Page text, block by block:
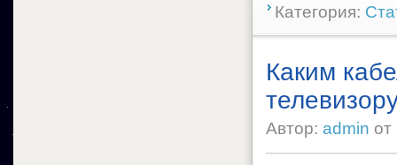
Категория:
Каким
Автор: admin от